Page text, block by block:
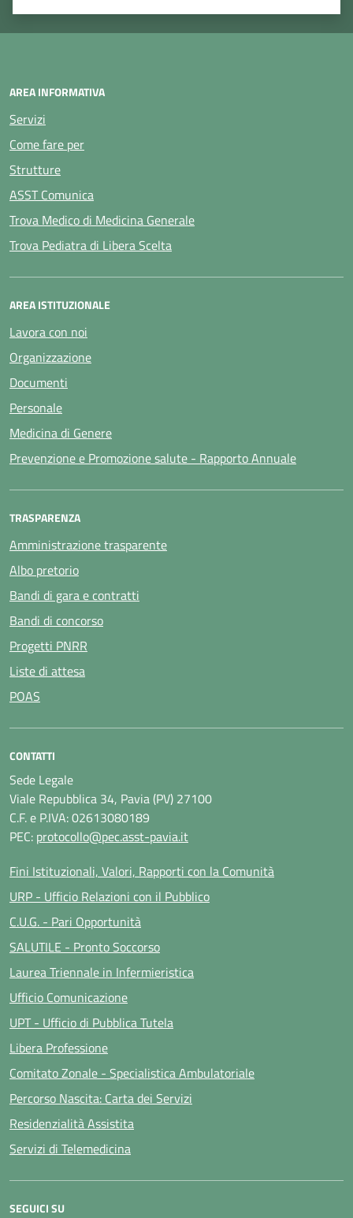
Valuta 5 stelle su 5
Valuta 4 stelle su 5
Valuta 3 stelle su 5
Valuta 2 stelle su 5
Valuta 1 stelle su 5
AREA INFORMATIVA
Servizi
Come fare per
Strutture
ASST Comunica
Trova Medico di Medicina Generale
Trova Pediatra di Libera Scelta
AREA ISTITUZIONALE
Lavora con noi
Organizzazione
Documenti
Personale
Medicina di Genere
Prevenzione e Promozione salute - Rapporto Annuale
TRASPARENZA
Amministrazione trasparente
Albo pretorio
Bandi di gara e contratti
Bandi di concorso
Progetti PNRR
Liste di attesa
POAS
CONTATTI
Sede Legale
Viale Repubblica 34, Pavia (PV) 27100
C.F. e P.IVA: 02613080189
PEC: protocollo@pec.asst-pavia.it
Fini Istituzionali, Valori, Rapporti con la Comunità
URP - Ufficio Relazioni con il Pubblico
C.U.G. - Pari Opportunità
SALUTILE - Pronto Soccorso
Laurea Triennale in Infermieristica
Ufficio Comunicazione
UPT - Ufficio di Pubblica Tutela
Libera Professione
Comitato Zonale - Specialistica Ambulatoriale
Percorso Nascita: Carta dei Servizi
Residenzialità Assistita
Servizi di Telemedicina
SEGUICI SU